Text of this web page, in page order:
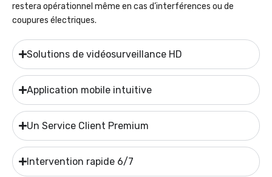
restera opérationnel même en cas d’interférences ou de
coupures électriques.
Solutions de vidéosurveillance HD
Application mobile intuitive
Un Service Client Premium
Intervention rapide 6/7